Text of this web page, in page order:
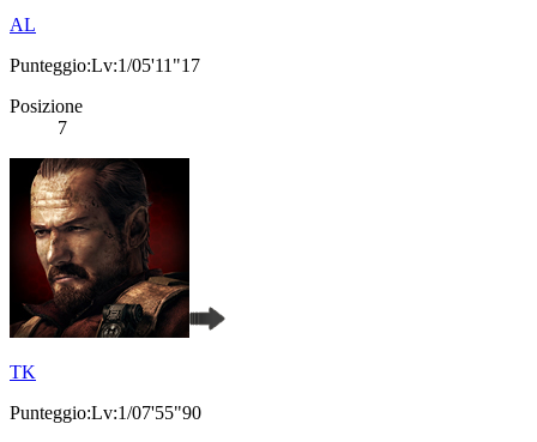
AL
Punteggio:Lv:1/05'11"17
Posizione
7
TK
Punteggio:Lv:1/07'55"90